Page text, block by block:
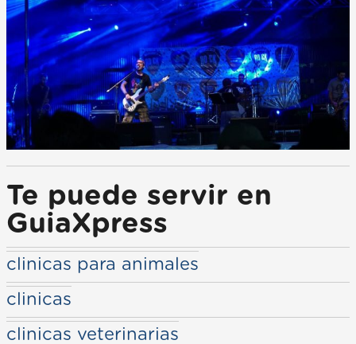
Te puede servir en
GuiaXpress
clinicas para animales
clinicas
clinicas veterinarias